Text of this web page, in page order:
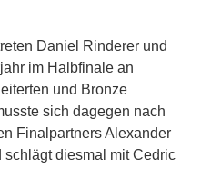
Daniel Rinderer und
im Halbfinale an
und Bronze
sich dagegen nach
Finalpartners Alexander
schlägt diesmal mit Cedric